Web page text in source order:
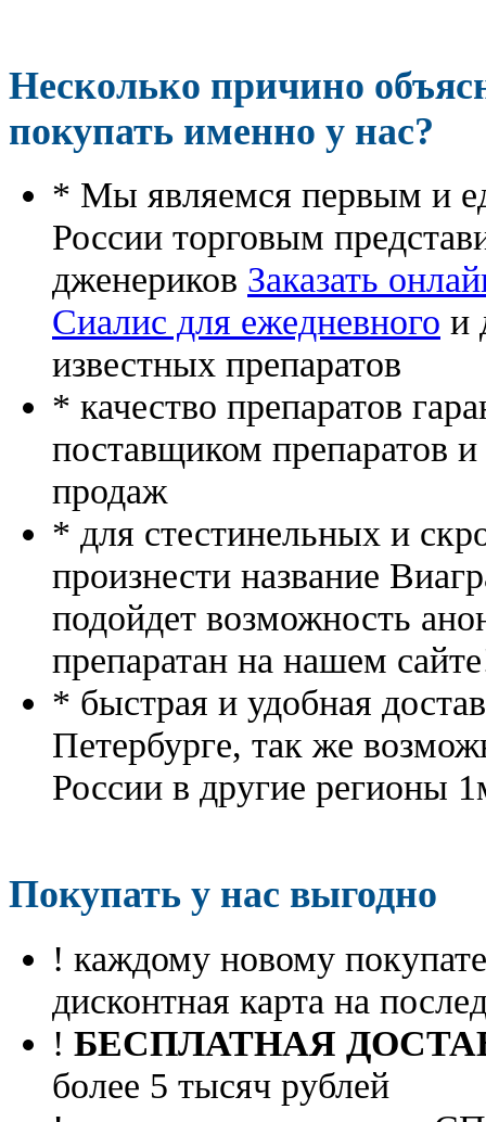
Несколько причино
покупать именно у нас?
* Мы являемся первым и
России торговым
дженериков Заказать
Сиалис для ежедневного и
известных препаратов
* качество препаратов
поставщиком препаратов
продаж
* для стестинельных и
произнести название
подойдет возможность
препаратан на нашем
* быстрая и удобная
Петербурге, так же
России в другие регионы
Покупать у нас выгодно
! каждому новому
дисконтная карта на
! БЕСПЛАТНАЯ
более 5 тысяч рублей